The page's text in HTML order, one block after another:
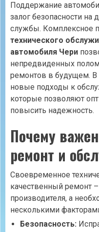
Поддержание
залог безопасности на
службы. Комплексное
технического
автомобиля Чери
непредвиденных
ремонтов в будущем. В
новые подходы к
которые позволяют
повысить надежность.
Почему
ремонт и
Своевременное
качественный ремонт
производителя, а
несколькими
Безопасность: